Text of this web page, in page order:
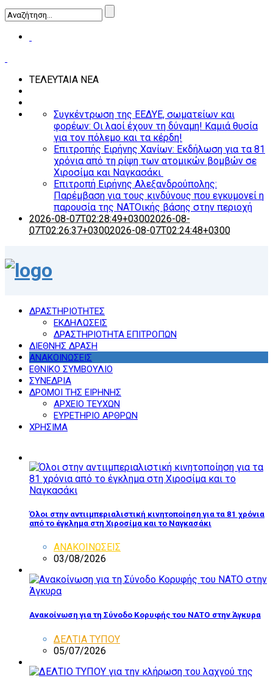
ΤΕΛΕΥΤΑΙΑ ΝΕΑ
Συγκέντρωση της ΕΕΔΥΕ, σωματείων και
φορέων: Οι λαοί έχουν τη δύναμη! Καμιά θυσία
για τον πόλεμο και τα κέρδη!
Επιτροπής Ειρήνης Χανίων: Εκδήλωση για τα 81
χρόνια από τη ρίψη των ατομικών βομβών σε
Χιροσίμα και Ναγκασάκι
Επιτροπή Ειρήνης Αλεξανδρούπολης:
Παρέμβαση για τους κινδύνους που εγκυμονεί η
παρουσία της ΝΑΤΟικής βάσης στην περιοχή
2026-08-07T02:28:49+03002026-08-
07T02:26:37+03002026-08-07T02:24:48+0300
ΔΡΑΣΤΗΡΙΟΤΗΤΕΣ
ΕΚΔΗΛΩΣΕΙΣ
ΔΡΑΣΤΗΡΙΟΤΗΤΑ ΕΠΙΤΡΟΠΩΝ
ΔΙΕΘΝΗΣ ΔΡΑΣΗ
ΑΝΑΚΟΙΝΩΣΕΙΣ
ΕΘΝΙΚΟ ΣΥΜΒΟΥΛΙΟ
ΣΥΝΕΔΡΙΑ
ΔΡΟΜΟΙ ΤΗΣ ΕΙΡΗΝΗΣ
ΑΡΧΕΙΟ ΤΕΥΧΩΝ
ΕΥΡΕΤΗΡΙΟ ΑΡΘΡΩΝ
ΧΡΗΣΙΜΑ
Όλοι στην αντιιμπεριαλιστική κινητοποίηση για τα 81 χρόνια
από το έγκλημα στη Χιροσίμα και το Ναγκασάκι
ΑΝΑΚΟΙΝΩΣΕΙΣ
03/08/2026
Ανακοίνωση για τη Σύνοδο Κορυφής του ΝΑΤΟ στην Άγκυρα
ΔΕΛΤΙΑ ΤΥΠΟΥ
05/07/2026